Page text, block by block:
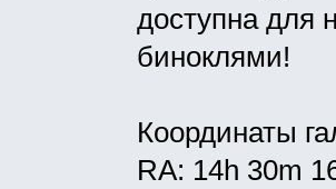
доступна для
биноклями!
Координаты
RA: 14h 30m